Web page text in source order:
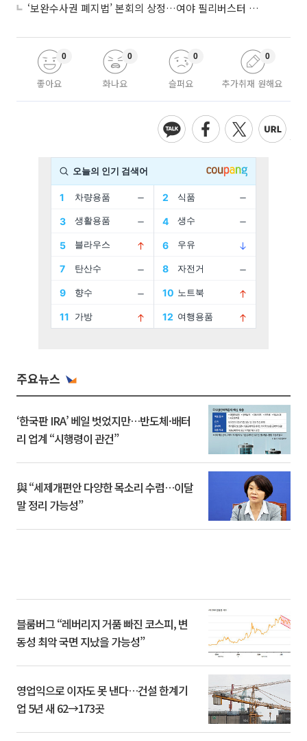
‘보완수사권 폐지법’ 본회의 상정…여야 필리버스터 대치
좋아요
0
화나요
0
슬퍼요
0
추가취재 원해요
0
주요뉴스
‘한국판 IRA’ 베일 벗었지만…반도체·배터
리 업계 “시행령이 관건”
與 “세제개편안 다양한 목소리 수렴…이달
말 정리 가능성”
블룸버그 “레버리지 거품 빠진 코스피, 변
동성 최악 국면 지났을 가능성”
영업익으로 이자도 못 낸다…건설 한계기
업 5년 새 62→173곳